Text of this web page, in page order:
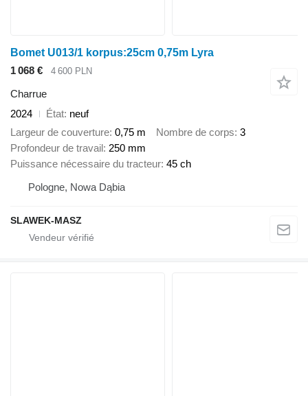
Bomet U013/1 korpus:25cm 0,75m Lyra
1 068 €
4 600 PLN
Charrue
2024
État neuf
Largeur de couverture 0,75 m Nombre de corps 3
Profondeur de travail 250 mm
Puissance nécessaire du tracteur 45 ch
Pologne, Nowa Dąbia
SLAWEK-MASZ